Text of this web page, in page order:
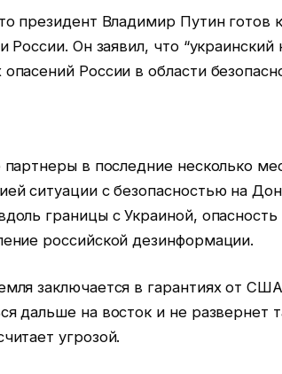
президент Владимир Путин готов
России. Он заявил, что “украинский
России в области
партнеры в последние несколько
ситуации с безопасностью на
границы с Украиной, опасность
российской дезинформации.
заключается в гарантиях от
дальше на восток и не развернет
угрозой.